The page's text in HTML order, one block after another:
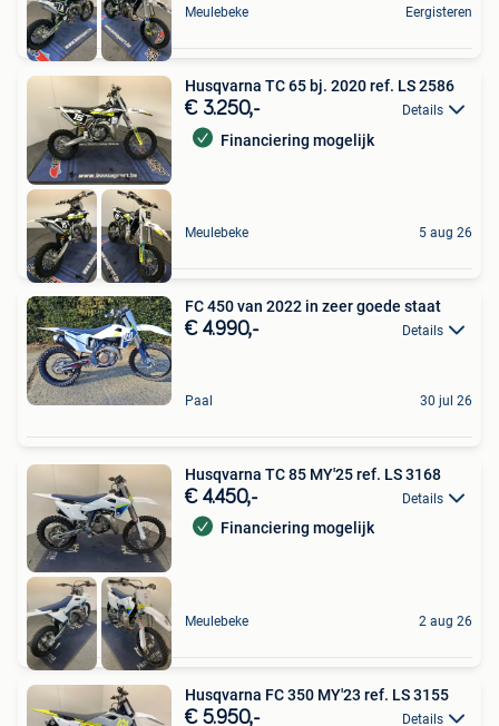
Meulebeke Eergisteren
Husqvarna TC 65 bj. 2020 ref. LS 2586
€ 3.250,- Details
Financiering mogelijk
Meulebeke 5 aug 26
FC 450 van 2022 in zeer goede staat
€ 4.990,- Details
Paal 30 jul 26
Husqvarna TC 85 MY'25 ref. LS 3168
€ 4.450,- Details
Financiering mogelijk
Meulebeke 2 aug 26
Husqvarna FC 350 MY'23 ref. LS 3155
€ 5.950,- Details